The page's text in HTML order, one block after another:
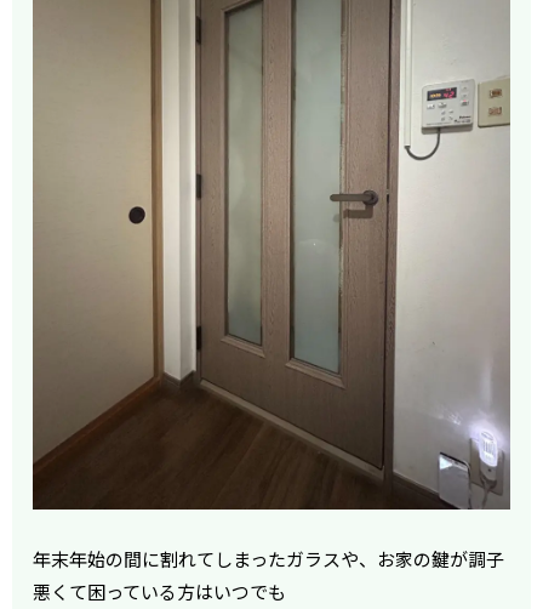
年末年始の間に割れてしまったガラスや、お家の鍵が調子
悪くて困っている方はいつでも